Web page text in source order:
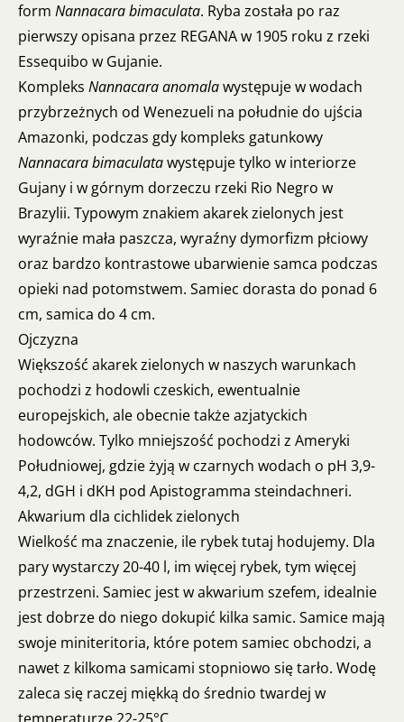
form Nannacara bimaculata. Ryba została po raz
pierwszy opisana przez REGANA w 1905 roku z rzeki
Essequibo w Gujanie.
Kompleks Nannacara anomalawystępuje w wodach
przybrzeżnych od Wenezueli na południe do ujścia
Amazonki, podczas gdy kompleks gatunkowy
Nannacara bimaculatawystępuje tylko w interiorze
Gujany i w górnym dorzeczu rzeki Rio Negro w
Brazylii. Typowym znakiem akarek zielonych jest
wyraźnie mała paszcza, wyraźny dymorfizm płciowy
oraz bardzo kontrastowe ubarwienie samca podczas
opieki nad potomstwem. Samiec dorasta do ponad 6
cm, samica do 4 cm.
Ojczyzna
Większość akarek zielonych w naszych warunkach
pochodzi z hodowli czeskich, ewentualnie
europejskich, ale obecnie także azjatyckich
hodowców. Tylko mniejszość pochodzi z Ameryki
Południowej, gdzie żyją w czarnych wodach o pH 3,9-
4,2, dGH i dKH pod Apistogramma steindachneri.
Akwarium dla cichlidek zielonych
Wielkość ma znaczenie, ile rybek tutaj hodujemy. Dla
pary wystarczy 20-40 l, im więcej rybek, tym więcej
przestrzeni. Samiec jest w akwarium szefem, idealnie
jest dobrze do niego dokupić kilka samic. Samice mają
swoje miniteritoria, które potem samiec obchodzi, a
nawet z kilkoma samicami stopniowo się tarło. Wodę
zaleca się raczej miękką do średnio twardej w